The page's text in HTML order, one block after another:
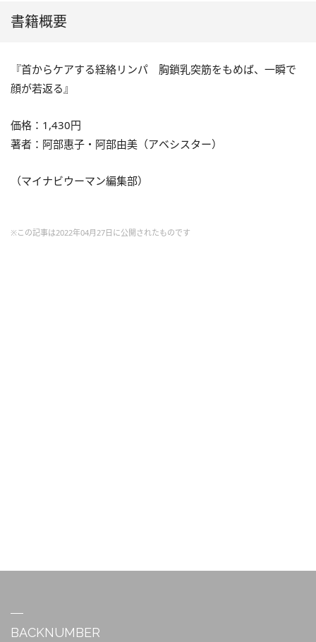
書籍概要
『首からケアする経絡リンパ 胸鎖乳突筋をもめば、一瞬で
顔が若返る』
価格：1,430円
著者：阿部惠子・阿部由美（アベシスター）
（マイナビウーマン編集部）
※この記事は2022年04月27日に公開されたものです
BACKNUMBER